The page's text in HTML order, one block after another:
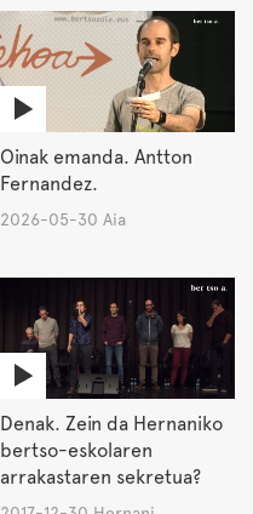
Oinak emanda. Antton
Fernandez.
2026-05-30 Aia
Denak. Zein da Hernaniko
bertso-eskolaren
arrakastaren sekretua?